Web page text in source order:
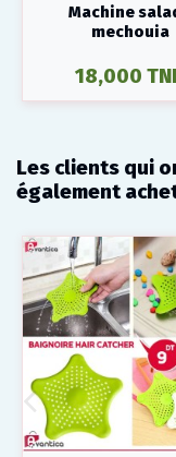
Machine
mechouia
18,000
Les clients qui
également